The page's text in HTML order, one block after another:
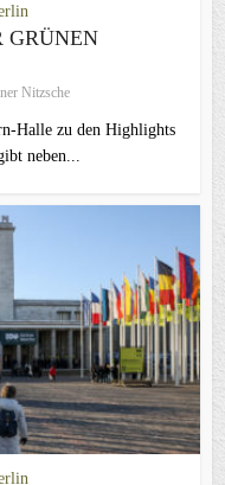
GRÜNEN
Nitzsche
Halle zu den Highlights
neben...